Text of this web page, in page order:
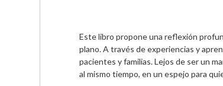
Este libro propone una reflexión
plano. A través de experiencias y
pacientes y familias. Lejos de ser un
al mismo tiempo, en un espejo para